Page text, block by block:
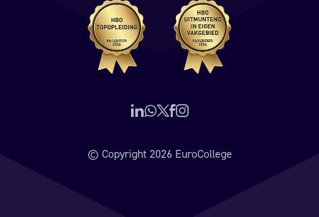
Volg ons op LinkedIn
Neem contact op via WhatsApp
Volg ons op X (voorheen Twitter)
Volg ons op Facebook
Volg ons op Instagram
© Copyright 2026 EuroCollege